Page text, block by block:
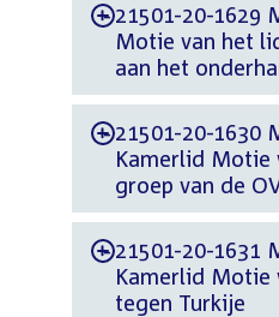
-21501-20-1629
Motie van het
aan het
-21501-20-1630
Kamerlid Motie
groep van de
-21501-20-1631
Kamerlid Motie
tegen Turkije